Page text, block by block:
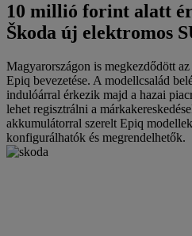
10 millió forint alatt
Škoda új elektromos
Magyarországon is megkezdődött
Epiq bevezetése. A modellcsalád
indulóárral érkezik majd a hazai
lehet regisztrálni a
akkumulátorral szerelt Epiq
konfigurálhatók és megrendelhetők.